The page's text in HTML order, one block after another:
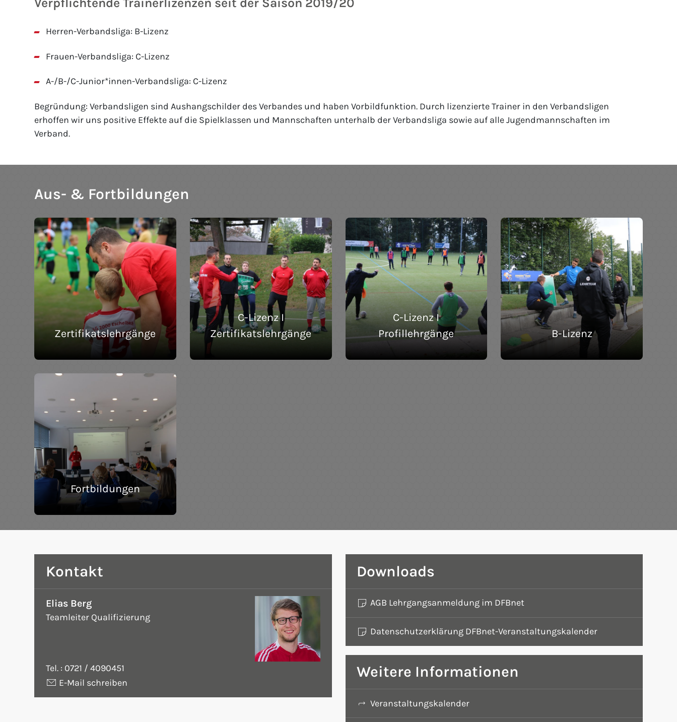
Herren-Verbandsliga: B-Lizenz
Frauen-Verbandsliga: C-Lizenz
A-/B-/C-Junior*innen-Verbandsliga: C-Lizenz
Begründung: Verbandsligen sind Aushangschilder des Verbandes und haben Vorbildfunktion. Durch lizenzierte Trainer in den Verbandsligen
erhoffen wir uns positive Effekte auf die Spielklassen und Mannschaften unterhalb der Verbandsliga sowie auf alle Jugendmannschaften im
Verband.
Aus- & Fortbildungen
Zertifikatslehrgänge
C-Lizenz I
Zertifikatslehrgänge
C-Lizenz I
Profillehrgänge
B-Lizenz
Fortbildungen
Kontakt
Elias Berg
Teamleiter Qualifizierung
Tel. : 0721 / 4090451
E-Mail schreiben
Downloads
AGB Lehrgangsanmeldung im DFBnet
Datenschutzerklärung DFBnet-Veranstaltungskalender
Weitere Informationen
Veranstaltungskalender